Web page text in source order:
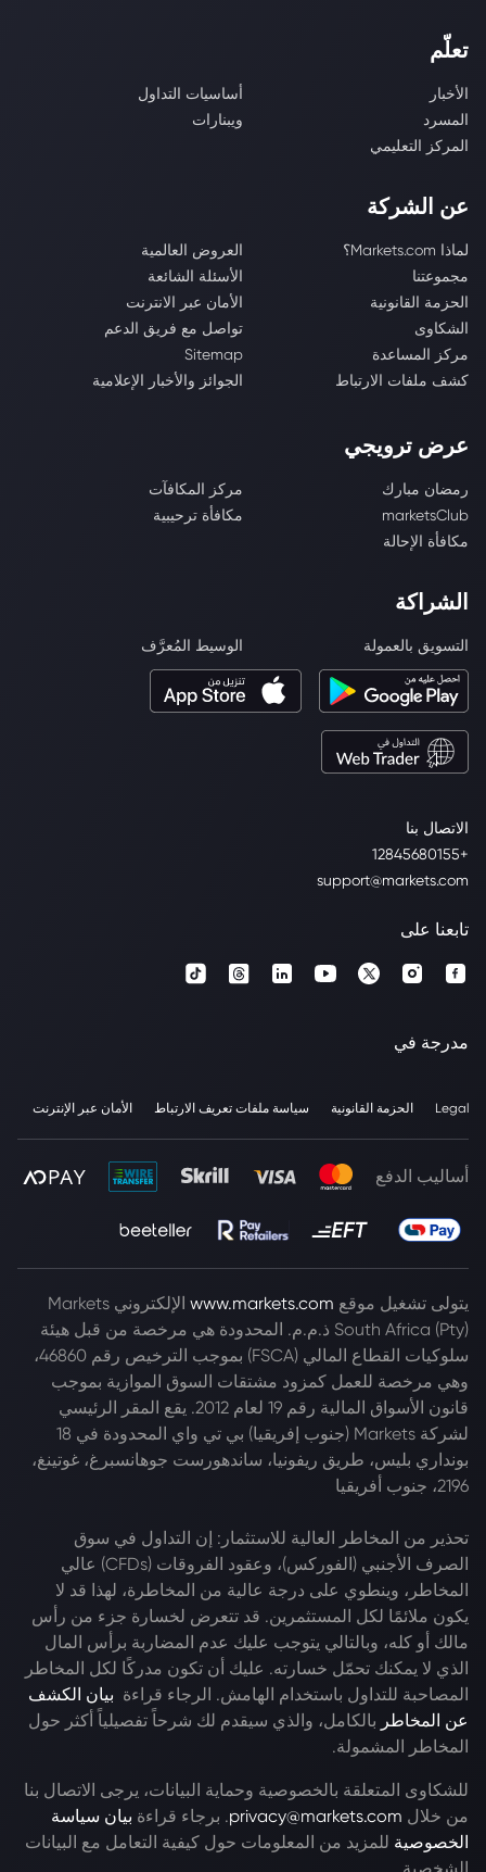
الاتصال بنا
+12845680155
support@markets.com
تعلّم
الأخبار
أساسيات التداول
المسرد
ويبنارات
المركز التعليمي
عن الشركة
لماذا Markets.com؟
العروض العالمية
مجموعتنا
الأسئلة الشائعة
الحزمة القانونية
الأمان عبر الانترنت
الشكاوى
تواصل مع فريق الدعم
مركز المساعدة
Sitemap
كشف ملفات الارتباط
الجوائز والأخبار الإعلامية
عرض ترويجي
رمضان مبارك
مركز المكافآت
marketsClub
مكافأة ترحيبية
مكافأة الإحالة
الشراكة
التسويق بالعمولة الوسيط المُعرَّف
تابعنا على
مدرجة في
Legal الحزمة القانونية سياسة ملفات تعريف الارتباط الأمان عبر الإنترنت
أساليب الدفع
يتولى تشغيل موقع www.markets.com
الإلكتروني Markets
South Africa (Pty) ذ.م.م. المحدودة هي مرخصة من قبل هيئة
سلوكيات القطاع المالي (FSCA) بموجب الترخيص رقم 46860،
وهي مرخصة للعمل كمزود مشتقات السوق الموازية بموجب
قانون الأسواق المالية رقم 19 لعام 2012. يقع المقر الرئيسي
لشركة Markets (جنوب إفريقيا) بي تي واي المحدودة في 18
بونداري بليس، طريق ريفونيا، ساندهورست جوهانسبرغ، غوتينغ،
2196، جنوب أفريقيا
تحذير من المخاطر العالية للاستثمار: إن التداول في سوق
الصرف الأجنبي (الفوركس)، وعقود الفروقات (CFDs) عالي
المخاطر، وينطوي على درجة عالية من المخاطرة، لهذا قد لا
يكون ملائمًا لكل المستثمرين. قد تتعرض لخسارة جزء من رأس
مالك أو كله، وبالتالي يتوجب عليك عدم المضاربة برأس المال
الذي لا يمكنك تحمّل خسارته. عليك أن تكون مدركًا لكل المخاطر
المصاحبة للتداول باستخدام الهامش. الرجاء قراءة بيان الكشف
عن المخاطر بالكامل، والذي سيقدم لك شرحاً تفصيلياً أكثر حول
المخاطر المشمولة.
للشكاوى المتعلقة بالخصوصية وحماية البيانات، يرجى الاتصال بنا
من خلال privacy@markets.com. برجاء قراءة بيان سياسة
الخصوصية للمزيد من المعلومات حول كيفية التعامل مع البيانات